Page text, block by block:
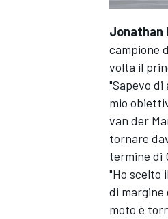
MONOPOSTO
Jonathan
campione
volta il
"Sapevo
mio
van der
tornare
termine di
"Ho scelto
di margine
moto è